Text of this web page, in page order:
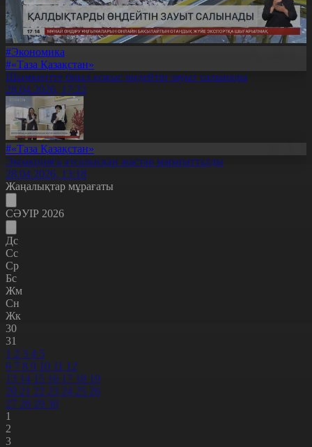
#Экономика
#«Таза Қазақстан»
Шымкентте биыл қоқыс өңдейтін зауыт салынады
28.04.2026, 17:22
#«Таза Қазақстан»
Экоакцияға атсалысқан жастар марапатталды
28.04.2026, 13:18
Жаңалықтар мұрағаты
СӘУІР 2026
Дс
Сс
Ср
Бс
Жм
Сн
Жк
30
31
1 2 3 4 5
6 7 8 9 10 11 12
13 14 15 16 17 18 19
20 21 22 23 24 25 26
27 28 29 30
1
2
3